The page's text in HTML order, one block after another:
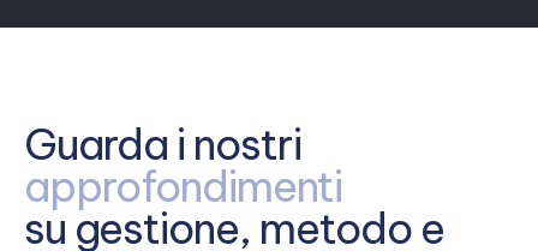
Guarda i nostri
approfondimenti
su gestione, metodo e